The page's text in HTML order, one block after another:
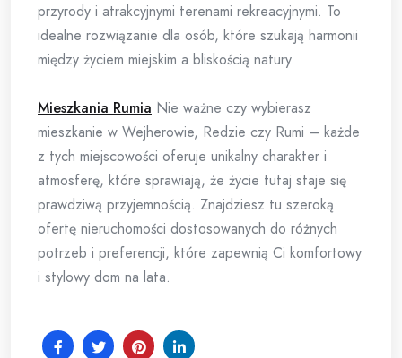
przyrody i atrakcyjnymi terenami rekreacyjnymi. To
idealne rozwiązanie dla osób, które szukają harmonii
między życiem miejskim a bliskością natury.
Mieszkania Rumia Nie ważne czy wybierasz
mieszkanie w Wejherowie, Redzie czy Rumi – każde
z tych miejscowości oferuje unikalny charakter i
atmosferę, które sprawiają, że życie tutaj staje się
prawdziwą przyjemnością. Znajdziesz tu szeroką
ofertę nieruchomości dostosowanych do różnych
potrzeb i preferencji, które zapewnią Ci komfortowy
i stylowy dom na lata.